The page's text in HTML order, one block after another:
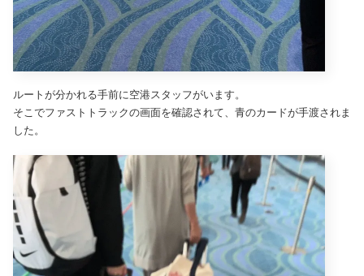
ルートが分かれる手前に空港スタッフがいます。
そこでファストトラックの画面を確認されて、青のカードが手渡されま
した。